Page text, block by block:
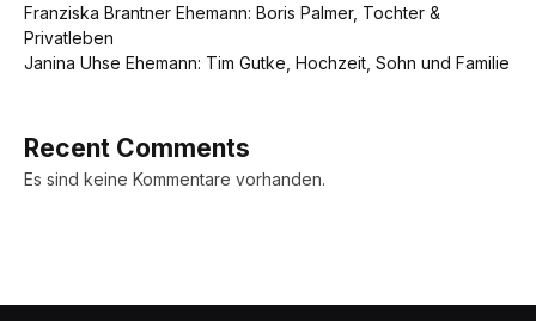
Franziska Brantner Ehemann: Boris Palmer, Tochter &
Privatleben
Janina Uhse Ehemann: Tim Gutke, Hochzeit, Sohn und Familie
Recent Comments
Es sind keine Kommentare vorhanden.